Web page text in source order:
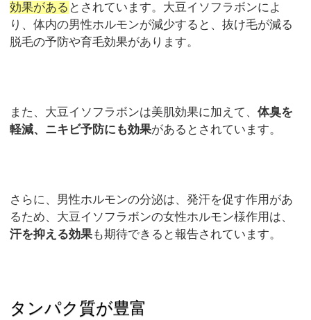
効果がある とされています。大豆イソフラボンによ
り、体内の男性ホルモンが減少すると、抜け毛が減る
脱毛の予防や育毛効果があります。
また、大豆イソフラボンは美肌効果に加えて、体臭を
軽減、ニキビ予防にも効果があるとされています。
さらに、男性ホルモンの分泌は、発汗を促す作用があ
るため、大豆イソフラボンの女性ホルモン様作用は、
汗を抑える効果も期待できると報告されています。
タンパク質が豊富